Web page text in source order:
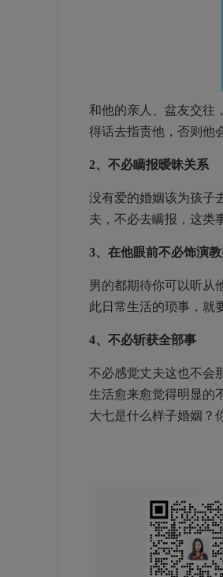
和他的亲人、盆友交往
得话去指责他，否则他
2、不必瞒报暧昧关系
没有爱的婚姻该为孩子
夫，不必去瞒报，这类
3、在他眼前不必饰演
男的都期待你可以听从
此日常生活的琐事，就
4、不必斩获全部事
不必感觉丈夫这也不会
生活愈来愈觉得明显的
大七是什么样子婚姻？